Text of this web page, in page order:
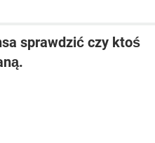
sprawdzić czy ktoś